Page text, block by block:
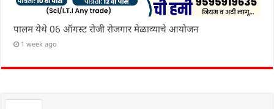
पालम येथे 06 ऑगस्ट रोजी रोजगार मेळाव्याचे आयोजन
1 week ago